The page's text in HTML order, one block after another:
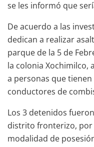
se les informó que
De acuerdo a las
dedican a realizar
parque de la 5 de
la colonia Xochimilco,
a personas que
conductores de
Los 3 detenidos
distrito fronterizo, por
modalidad de